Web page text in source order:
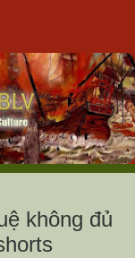
không đủ